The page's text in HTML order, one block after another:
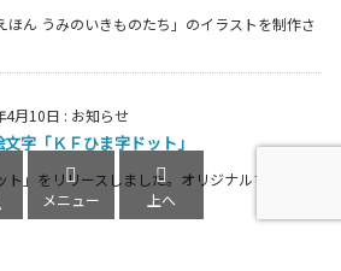
ほん うみのいきものたち」のイラストを制作さ
4月10日 : お知らせ
文字「ＫＦひま字ドット」
」をリリースしました。オリジナルフォント

メニュー

上へ